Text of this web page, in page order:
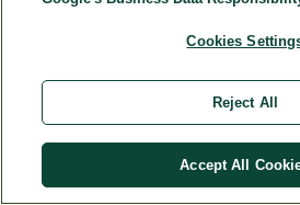
vědecké
poznatky
složení
Cookies
Reject All
Accept All